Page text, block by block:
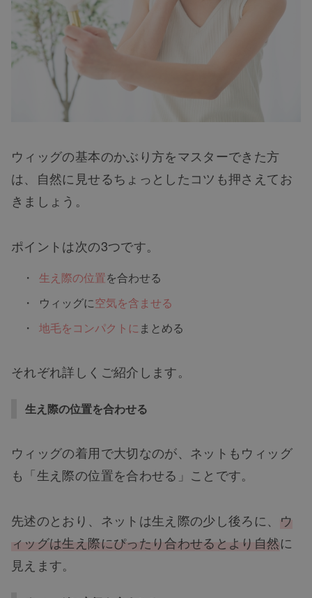
ウィッグの基本のかぶり方をマスターできた方
は、自然に見せるちょっとしたコツも押さえてお
きましょう。
ポイントは次の3つです。
生え際の位置を合わせる
ウィッグに空気を含ませる
地毛をコンパクトに まとめる
それぞれ詳しくご紹介します。
生え際の位置を合わせる
ウィッグの着用で大切なのが、ネットもウィッグ
も「生え際の位置を合わせる」ことです。
先述のとおり、ネットは生え際の少し後ろに、 ウ
ィッグは生え際にぴったり合わせるとより自然に
見えます。